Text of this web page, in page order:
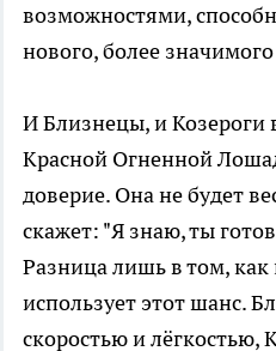
возможностями,
нового, более
И Близнецы, и Козероги
Красной Огненной
доверие. Она не будет
скажет: "Я знаю, ты
Разница лишь в том,
использует этот шанс.
скоростью и лёгкостью,